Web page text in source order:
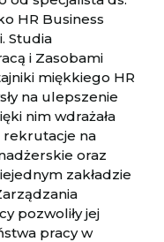
HR Business
Studia
i Zasobami
miękkiego HR
na ulepszenie
nim wdrażała
rekrutacje na
oraz
zakładzie
pozwoliły jej
pracy w